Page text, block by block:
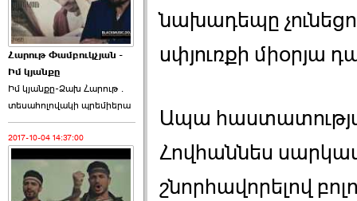
Հարութ Փամբուկչյան -
Իմ կյանքը
Իմ կյանքը-Ձախ Հարnւթ․
տեuաhnլnվակի պրեմիերա
2017-10-04 14:37:00
նախադեպը
սփյուռքի միօրյա
Ապա
Հովհաննես
շնորհավորելով